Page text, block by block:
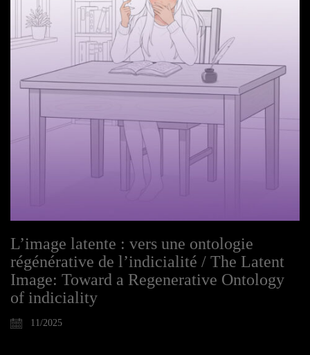
L’image latente : vers une ontologie
régénérative de l’indicialité / The Latent
Image: Toward a Regenerative Ontology
of indiciality
11/2025